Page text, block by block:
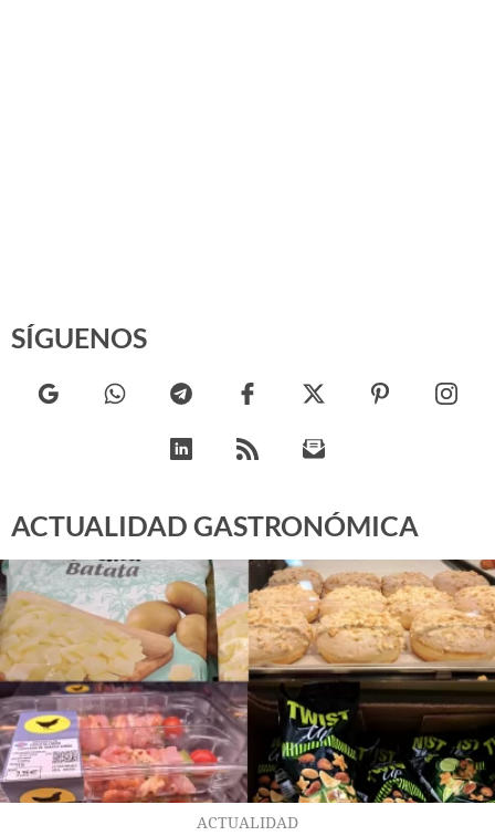
SÍGUENOS
ACTUALIDAD GASTRONÓMICA
ACTUALIDAD